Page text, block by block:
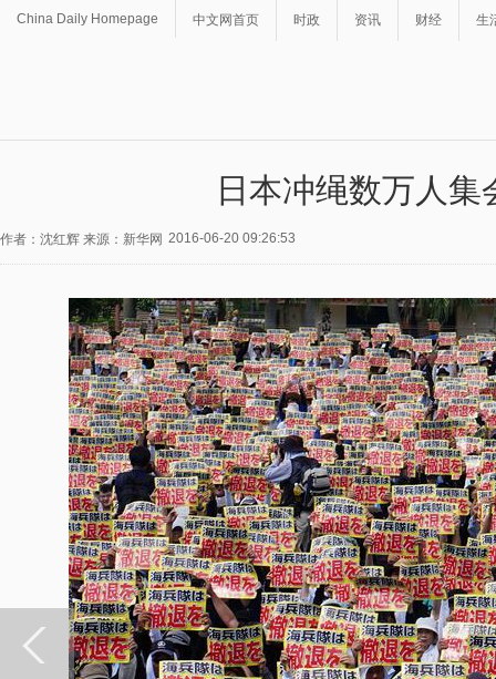
China Daily Homepage 中文网首页 时政 资讯 财经 生
日本冲绳数万人
作者：沈红辉 来源：新华网 2016-06-20 09:26:53